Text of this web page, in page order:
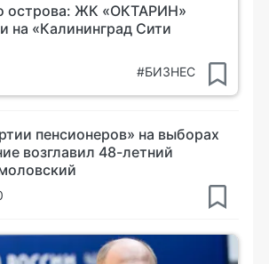
острова: ЖК «ОКТАРИН»
на «Калининград Сити
#БИЗНЕС
пенсионеров» на выборах
возглавил 48-летний